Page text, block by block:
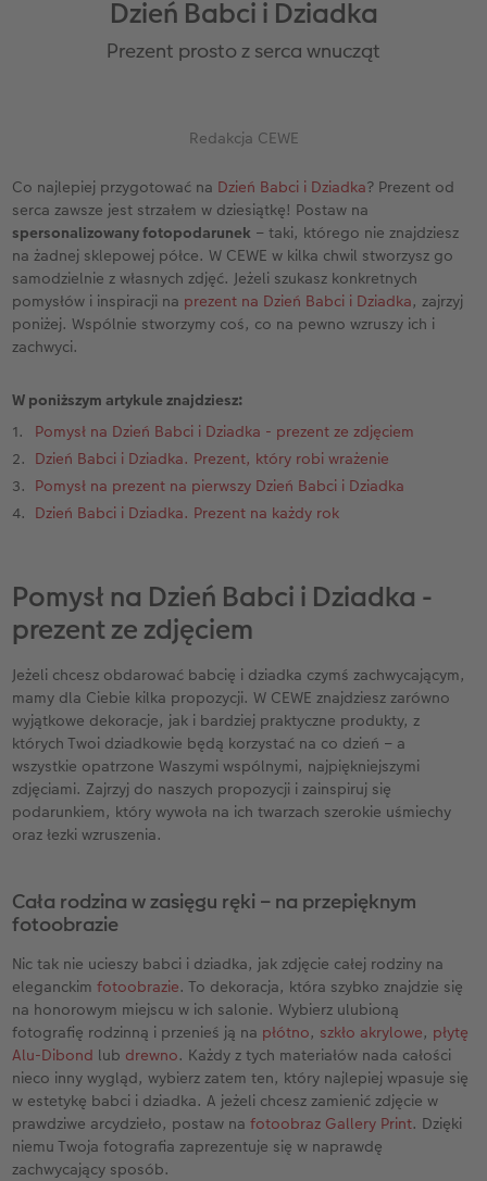
Kwadratowa XL
A5* pozioma
Format Kids
Fotoksiążka ślubna
Fotoksiążka urodzinowa
Na roczek dziecka
Fotoksiążka kucharska
Dodatki do fotoksiążki
Zdjęcie w ramce
Zdjęcia natychmiastowe
Fotozestawy
Usługi analogowe
Pudełko ze zdjęciami
Paski ze zdjęciami
Zdjęcia eko
Fotokartki
Gry i zabawki
Artykuły szkolne
Fotoobraz na płycie Alu-Dibond
Fotopanel
Gallery Print
Fotoobraz na piance ze zdjęciem retro XXL
Tablica powitalna
Dodatki do fotoplakatów
Kalendarz dla babci i dziadka
Kalendarz dla mamy
Kalendarz dla brata
Kalendarz dla dziadka
Kalendarz dla rodziny
Terminarz dla dwojga
Terminarz kuchenny
Dodatki do kalendarzy
Biuro obsługi klienta CEWE
Gwarancja satysfakcji
Urodziny
Kronika roczna
Cytaty
Magazyn CEWE Fotoinspiracje
Dzień Babci i Dziadka
Prezent prosto z serca wnucząt
Redakcja CEWE
Co najlepiej przygotować na Dzień Babci i Dziadka? Prezent od
serca zawsze jest strzałem w dziesiątkę! Postaw na
spersonalizowany fotopodarunek – taki, którego nie znajdziesz
na żadnej sklepowej półce. W CEWE w kilka chwil stworzysz go
samodzielnie z własnych zdjęć. Jeżeli szukasz konkretnych
pomysłów i inspiracji na prezent na Dzień Babci i Dziadka, zajrzyj
poniżej. Wspólnie stworzymy coś, co na pewno wzruszy ich i
zachwyci.
W poniższym artykule znajdziesz:
Pomysł na Dzień Babci i Dziadka - prezent ze zdjęciem
Dzień Babci i Dziadka. Prezent, który robi wrażenie
Pomysł na prezent na pierwszy Dzień Babci i Dziadka
Dzień Babci i Dziadka. Prezent na każdy rok
Pomysł na Dzień Babci i Dziadka -
prezent ze zdjęciem
Jeżeli chcesz obdarować babcię i dziadka czymś zachwycającym,
mamy dla Ciebie kilka propozycji. W CEWE znajdziesz zarówno
wyjątkowe dekoracje, jak i bardziej praktyczne produkty, z
których Twoi dziadkowie będą korzystać na co dzień – a
wszystkie opatrzone Waszymi wspólnymi, najpiękniejszymi
zdjęciami. Zajrzyj do naszych propozycji i zainspiruj się
podarunkiem, który wywoła na ich twarzach szerokie uśmiechy
oraz łezki wzruszenia.
Cała rodzina w zasięgu ręki – na przepięknym
fotoobrazie
Nic tak nie ucieszy babci i dziadka, jak zdjęcie całej rodziny na
eleganckimfotoobrazie. To dekoracja, która szybko znajdzie się
na honorowym miejscu w ich salonie. Wybierz ulubioną
fotografię rodzinną i przenieś ją na płótno, szkło akrylowe, płytę
Alu-Dibond lub drewno. Każdy z tych materiałów nada całości
nieco inny wygląd, wybierz zatem ten, który najlepiej wpasuje się
w estetykę babci i dziadka. A jeżeli chcesz zamienić zdjęcie w
prawdziwe arcydzieło, postaw nafotoobraz Gallery Print. Dzięki
niemu Twoja fotografia zaprezentuje się w naprawdę
zachwycający sposób.